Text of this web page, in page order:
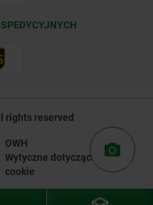
rights reserved
OWH
Wytyczne dotyczące plików
cookie